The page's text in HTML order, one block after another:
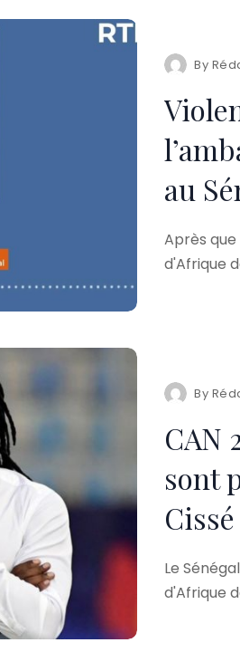
By
au
Après
d'Afrique
By
CAN
sont
Cissé
Le
d'Afrique